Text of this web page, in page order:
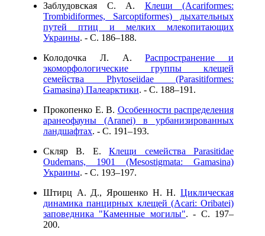
Заблудовская С. А. Клещи (Acariformes:
Trombidiformes, Sarcoptiformes) дыхательных
путей птиц и мелких млекопитающих
Украины. - C. 186–188.
Колодочка Л. А.Распространение и
экоморфологические группы клещей
семейства Phytoseiidae (Parasitiformes:
Gamasina) Палеарктики. - C. 188–191.
Прокопенко Е. В. Особенности распределения
аранеофауны (Aranei) в урбанизированных
ландшафтах. - C. 191–193.
Скляр В. Е.Клещи семейства Parasitidае
Oudemans, 1901 (Mesostigmata: Gamasina)
Украины. - C. 193–197.
Штирц А. Д., Ярошенко Н. Н. Циклическая
динамика панцирных клещей (Acari: Oribatei)
заповедника "Каменные могилы". - C. 197–
200.